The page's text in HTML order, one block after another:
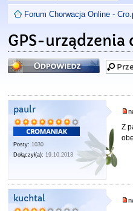
Forum Chorwacja Online -
GPS-
Odpowiedz
paulr
Posty: 1030
Dołączył(a): 19.10.2013
Z
kuchtal